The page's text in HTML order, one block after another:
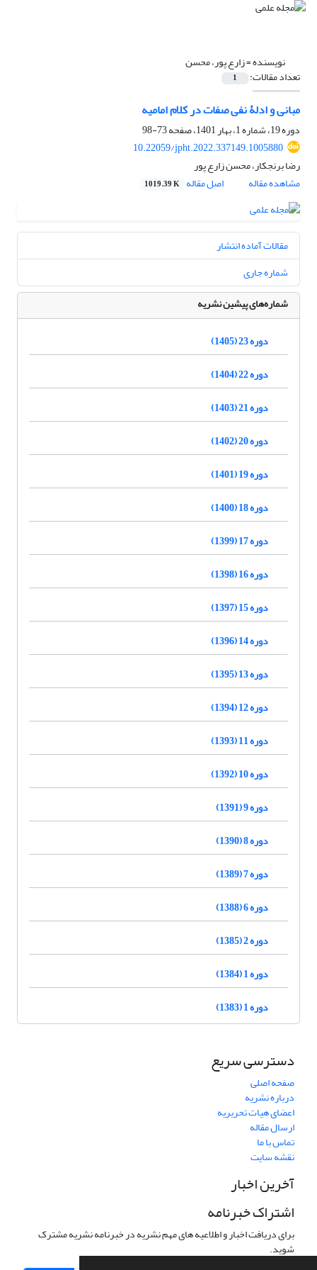
نویسنده =زارع پور، محسن
تعداد مقالات: 1
مبانی و ادلۀ نفی صفات در کلام امامیه
دوره 19، شماره 1، بهار 1401، صفحه
73-98
10.22059/jpht.2022.337149.1005880
رضا برنجکار، محسن زارع پور
مشاهده مقاله
اصل مقاله 1019.39 K
مقالات آماده انتشار
شماره جاری
شماره‌های پیشین نشریه
دوره 23 (1405)
دوره 22 (1404)
دوره 21 (1403)
دوره 20 (1402)
دوره 19 (1401)
دوره 18 (1400)
دوره 17 (1399)
دوره 16 (1398)
دوره 15 (1397)
دوره 14 (1396)
دوره 13 (1395)
دوره 12 (1394)
دوره 11 (1393)
دوره 10 (1392)
دوره 9 (1391)
دوره 8 (1390)
دوره 7 (1389)
دوره 6 (1388)
دوره 2 (1385)
دوره 1 (1384)
دوره 1 (1383)
دسترسی سریع
صفحه اصلی
درباره نشریه
اعضای هیات تحریریه
ارسال مقاله
تماس با ما
نقشه سایت
آخرین اخبار
اشتراک خبرنامه
برای دریافت اخبار و اطلاعیه های مهم نشریه در خبرنامه نشریه مشترک
شوید.